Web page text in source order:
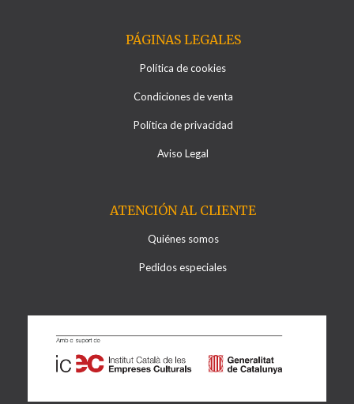
PÁGINAS LEGALES
Política de cookies
Condiciones de venta
Política de privacidad
Aviso Legal
ATENCIÓN AL CLIENTE
Quiénes somos
Pedidos especiales